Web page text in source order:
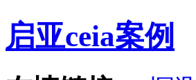
启亚ceia案例